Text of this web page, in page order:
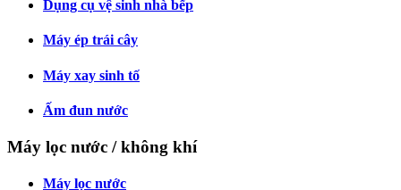
Dụng cụ vệ sinh nhà bếp
Máy ép trái cây
Máy xay sinh tố
Ấm đun nước
Máy lọc nước / không khí
Máy lọc nước